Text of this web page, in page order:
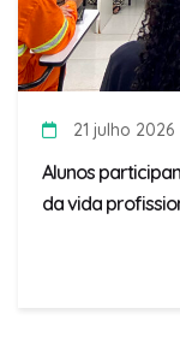
21 julho 2026
Alunos
da vida